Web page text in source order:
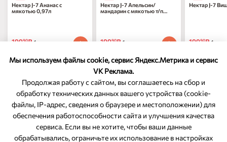
Мы используем файлы cookie, сервис Яндекс.Метрика и сервис
VK Реклама.
Продолжая работу с сайтом, вы соглашаетесь на сбор и
обработку технических данных вашего устройства (cookie-
файлы, IP-адрес, сведения о браузере и местоположении) для
обеспечения работоспособности сайта и улучшения качества
сервиса. Если вы не хотите, чтобы ваши данные
обрабатывались, ограничьте их использование в настройках
Нектар J-7 Ананас с
мякотью 0,97л
19990₽ 1 шт
Нектар J-7 Апельсин/
мандарин с мякотью т/п
19990₽ 1 шт
Нектар J-7
19990₽ 1 шт
ОБРАТНАЯ СВЯЗЬ
8-800-350-46-10